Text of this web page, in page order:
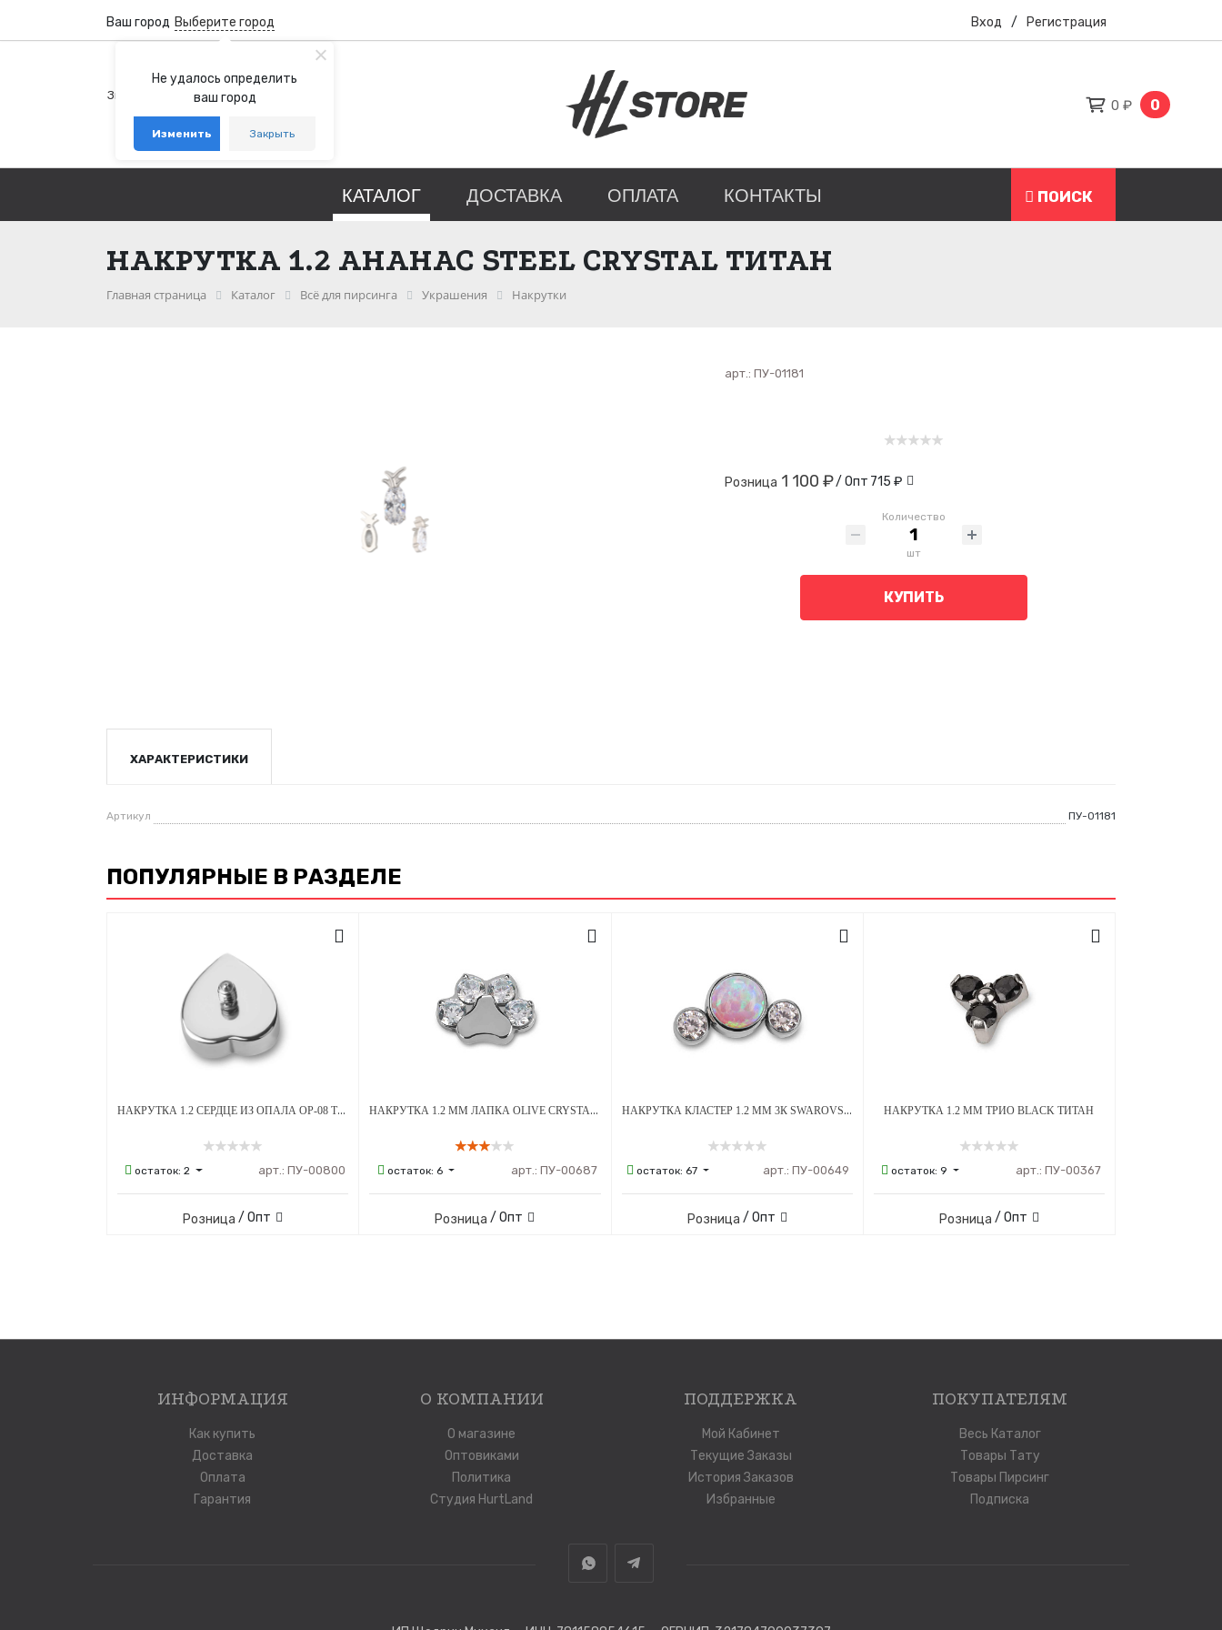
Не удалось определить
ваш город
Изменить Закрыть
Ваш город Выберите город Вход / Регистрация
+7 (800) 100-76-77
Звонок бесплатный по России
+7 (931) 978-88-88
telegram whatsapp
0 ₽ 0
КАТАЛОГ ДОСТАВКА ОПЛАТА КОНТАКТЫ ПОИСК
НАКРУТКА 1.2 АНАНАС STEEL CRYSTAL ТИТАН
Главная страница Каталог Всё для пирсинга Украшения Накрутки
арт.: ПУ-01181
Розница 1 100 ₽/ Опт 715 ₽
Количество
шт
КУПИТЬ
ХАРАКТЕРИСТИКИ
Артикул ПУ-01181
ПОПУЛЯРНЫЕ В РАЗДЕЛЕ
НАКРУТКА 1.2 СЕРДЦЕ ИЗ ОПАЛА OP-08 ТИТАН
остаток:2 арт.: ПУ-00800
Розница / Опт
НАКРУТКА 1.2 ММ ЛАПКА OLIVE CRYSTAL ТИТАН
остаток: 6 арт.: ПУ-00687
Розница / Опт
НАКРУТКА КЛАСТЕР 1.2 ММ 3К SWAROVSKI CLEAR ОПАЛ OP-08 ТИТАН
остаток: 67 арт.: ПУ-00649
Розница / Опт
НАКРУТКА 1.2 ММ ТРИО BLACK ТИТАН
остаток: 9 арт.: ПУ-00367
Розница / Опт
ИНФОРМАЦИЯ
Как купить
Доставка
Оплата
Гарантия
О КОМПАНИИ
О магазине
Оптовиками
Политика
Студия HurtLand
ПОДДЕРЖКА
Мой Кабинет
Текущие Заказы
История Заказов
Избранные
ПОКУПАТЕЛЯМ
Весь Каталог
Товары Тату
Товары Пирсинг
Подписка